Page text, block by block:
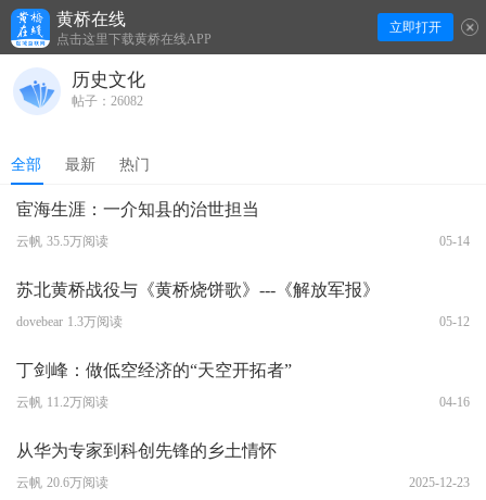
黄桥在线
点击这里下载黄桥在线APP
立即打开
历史文化
帖子：26082
全部 最新 热门
宦海生涯：一介知县的治世担当
云帆 35.5万阅读 05-14
苏北黄桥战役与《黄桥烧饼歌》---《解放军报》
dovebear 1.3万阅读 05-12
丁剑峰：做低空经济的“天空开拓者”
云帆 11.2万阅读 04-16
从华为专家到科创先锋的乡土情怀
云帆 20.6万阅读 2025-12-23